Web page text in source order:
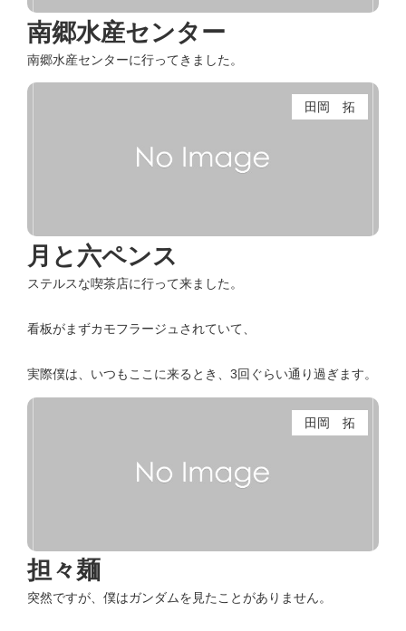
南郷水産センター
南郷水産センターに行ってきました。
田岡 拓
月と六ペンス
ステルスな喫茶店に行って来ました。
看板がまずカモフラージュされていて、
実際僕は、いつもここに来るとき、3回ぐらい通り過ぎます。
田岡 拓
担々麺
突然ですが、僕はガンダムを見たことがありません。